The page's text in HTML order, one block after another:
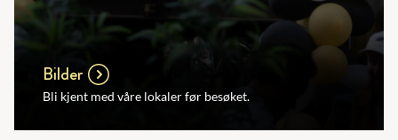
Bilder
Bli kjent med våre lokaler før besøket.